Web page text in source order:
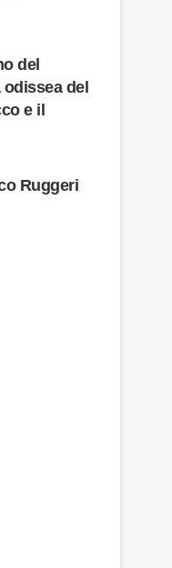
del
del
e il
Ruggeri